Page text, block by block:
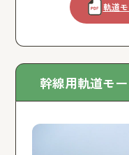
軌道
幹線用軌道モー